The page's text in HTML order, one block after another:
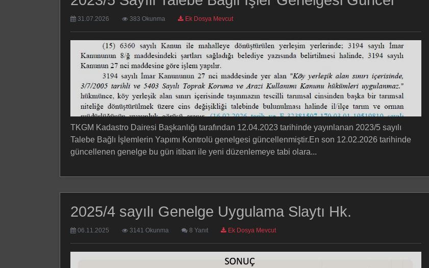
31.07.2026 383 Okunma Ek Dosya Mevcut
TKGM Kadastro Dairesi Başkanlığı tarafından 12.04.2023 tarihinde yayınlanan 2023/5 sayılı
Talebe Bağlı İşlemlerin Yapımı Kontrolü genelgesi güncellenmiştir.En son 12.02.2026 tarihinde
güncellenen genelge bu gün itibarı ile yeni düzenlemeye tabi olara...
2025/4 sayılı Genelge Uygulama Slaytı Hk.
06.11.2025 3141 Okunma 8 Yanıt Ek Dosya Mevcut